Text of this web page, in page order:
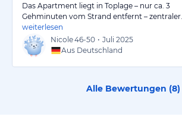
Das Apartment liegt in Toplage – nur ca. 3
Gehminuten vom Strand entfernt – zentraler…
weiterlesen
Nicole46-50 • Juli 2025
Aus Deutschland
Alle Bewertungen (8)